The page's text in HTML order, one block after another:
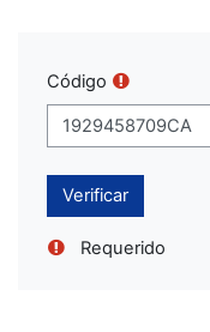
Código
Requerido